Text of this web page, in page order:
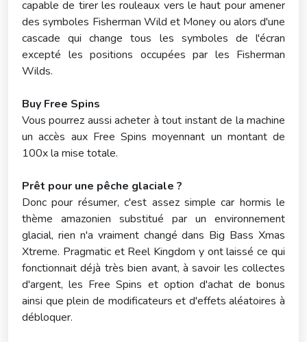
capable de tirer les rouleaux vers le haut pour amener
des symboles Fisherman Wild et Money ou alors d'une
cascade qui change tous les symboles de l'écran
excepté les positions occupées par les Fisherman
Wilds.
Buy Free Spins
Vous pourrez aussi acheter à tout instant de la machine
un accès aux Free Spins moyennant un montant de
100x la mise totale.
Prêt pour une pêche glaciale ?
Donc pour résumer, c'est assez simple car hormis le
thème amazonien substitué par un environnement
glacial, rien n'a vraiment changé dans Big Bass Xmas
Xtreme. Pragmatic et Reel Kingdom y ont laissé ce qui
fonctionnait déjà très bien avant, à savoir les collectes
d'argent, les Free Spins et option d'achat de bonus
ainsi que plein de modificateurs et d'effets aléatoires à
débloquer.